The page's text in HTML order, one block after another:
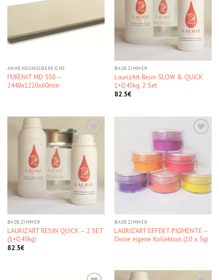
ANWENDUNGSBEREICHE
PURENIT MD 550 –
2440x1220x60mm
Kedvencekhez
BADEZIMMER
Lauriz’Art Resin SLOW & QUICK
1+0,45kg, 2 Set
82.5€
Kedvencekhez
BADEZIMMER
LAURIZ’ART RESIN QUICK – 2 SET
(1+0,45kg)
82.5€
Kedvencekhez
BADEZIMMER
LAURIZ’ART EFFEKT PIGMENTE –
Deine eigene Kollektion (10 x 3g)